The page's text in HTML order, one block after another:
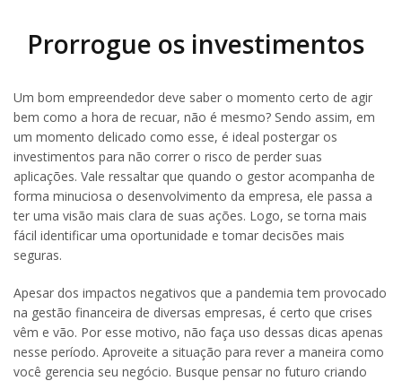
Prorrogue os investimentos
Um bom empreendedor deve saber o momento certo de agir
bem como a hora de recuar, não é mesmo? Sendo assim, em
um momento delicado como esse, é ideal postergar os
investimentos para não correr o risco de perder suas
aplicações. Vale ressaltar que quando o gestor acompanha de
forma minuciosa o desenvolvimento da empresa, ele passa a
ter uma visão mais clara de suas ações. Logo, se torna mais
fácil identificar uma oportunidade e tomar decisões mais
seguras.
Apesar dos impactos negativos que a pandemia tem provocado
na gestão financeira de diversas empresas, é certo que crises
vêm e vão. Por esse motivo, não faça uso dessas dicas apenas
nesse período. Aproveite a situação para rever a maneira como
você gerencia seu negócio. Busque pensar no futuro criando